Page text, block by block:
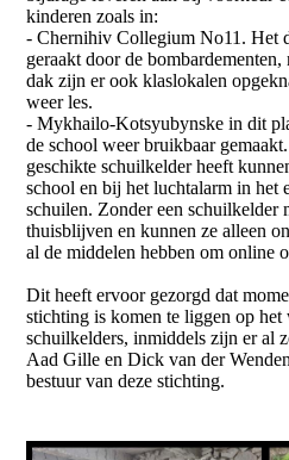
kinderen zoals in:
- Chernihiv Collegium No11. Het
geraakt door de bombardementen,
dak zijn er ook klaslokalen
weer les.
- Mykhailo-Kotsyubynske in dit
de school weer bruikbaar
geschikte schuilkelder heeft
school en bij het luchtalarm in het
schuilen. Zonder een schuilkelder
thuisblijven en kunnen ze alleen
al de middelen hebben om online
Dit heeft ervoor gezorgd dat
stichting is komen te liggen op
schuilkelders, inmiddels zijn er al
Aad Gille en Dick van der
bestuur van deze stichting.